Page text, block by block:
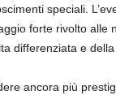
speciali.
forte rivolto alle
differenziata e
ancora più